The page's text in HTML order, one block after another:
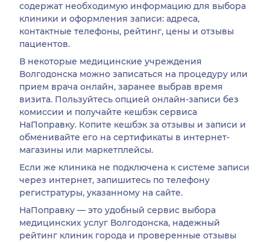
содержат необходимую информацию для выбора
клиники и оформления записи: адреса,
контактные телефоны, рейтинг, цены и отзывы
пациентов.
В некоторые медицинские учреждения
Волгодонска можно записаться на процедуру или
прием врача онлайн, заранее выбрав время
визита. Пользуйтесь опцией онлайн-записи без
комиссии и получайте кешбэк сервиса
НаПоправку. Копите кешбэк за отзывы и записи и
обменивайте его на сертификаты в интернет-
магазины или маркетплейсы.
Если же клиника не подключена к системе записи
через интернет, запишитесь по телефону
регистратуры, указанному на сайте.
НаПоправку — это удобный сервис выбора
медицинских услуг Волгодонска, надежный
рейтинг клиник города и проверенные отзывы